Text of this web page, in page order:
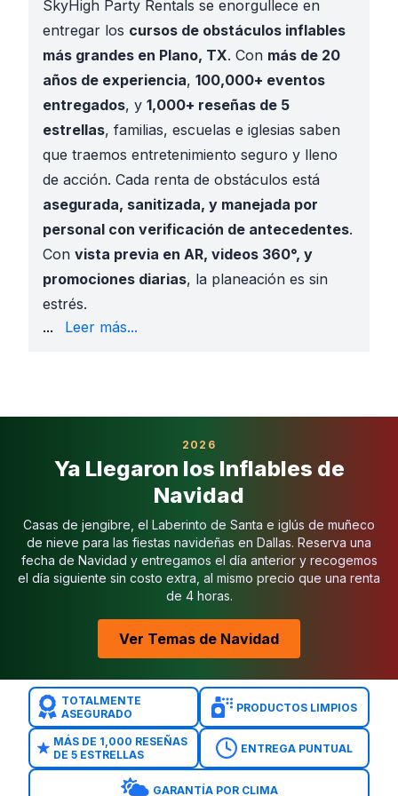
SkyHigh Party Rentals se enorgullece en
entregar los cursos de obstáculos inflables
más grandes en Plano, TX. Con más de 20
años de experiencia, 100,000+ eventos
entregados, y 1,000+ reseñas de 5
estrellas, familias, escuelas e iglesias saben
que traemos entretenimiento seguro y lleno
de acción. Cada renta de obstáculos está
asegurada, sanitizada, y manejada por
personal con verificación de antecedentes.
Con vista previa en AR, videos 360°, y
promociones diarias, la planeación es sin
estrés.
de jóvenes y familias de iglesias
Instalación manejada por personal verificado
Reserva en línea fácil con 50% de depósito --- ##
Brincolines en Plano
Toboganes Acuáticos en Plano
Inflables para Niños Pequeños en Plano
Combos de Brincolines en Plano
Juegos Interactivos en Plano--- ## Reserva un
... Leer más...
2026
Ya Llegaron los Inflables de
Navidad
Casas de jengibre, el Laberinto de Santa e iglús de muñeco
de nieve para las fiestas navideñas en Dallas. Reserva una
fecha de Navidad y entregamos el día anterior y recogemos
el día siguiente sin costo extra, al mismo precio que una renta
de 4 horas.
Ver Temas de Navidad
TOTALMENTE
ASEGURADO
PRODUCTOS LIMPIOS
MÁS DE 1,000 RESEÑAS
DE 5 ESTRELLAS
ENTREGA PUNTUAL
GARANTÍA POR CLIMA